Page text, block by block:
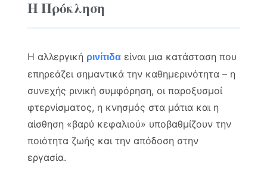
Η Πρόκληση
Η αλλεργική ρινίτιδα είναι μια κατάσταση που
επηρεάζει σημαντικά την καθημερινότητα – η
συνεχής ρινική συμφόρηση, οι παροξυσμοί
φτερνίσματος, η κνησμός στα μάτια και η
αίσθηση «βαρύ κεφαλιού» υποβαθμίζουν την
ποιότητα ζωής και την απόδοση στην
εργασία.